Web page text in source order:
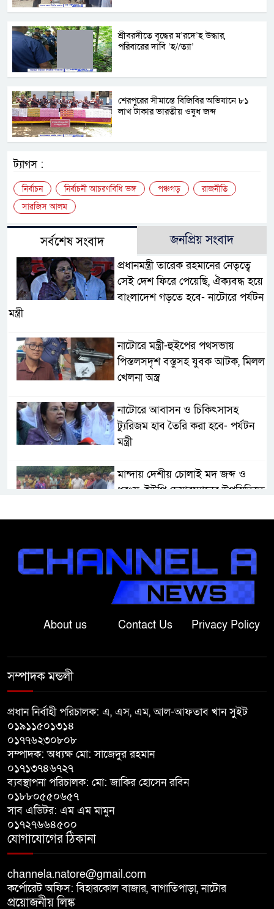
শ্রীবরদীতে বৃদ্ধের ম’রদে’হ উদ্ধার,
পরিবারের দাবি ‘হ//ত্যা’
শেরপুরের সীমান্তে বিজিবির অভিযানে ৮১
লাখ টাকার ভারতীয় ওষুধ জব্দ
ট্যাগস :
নির্বাচন নির্বাচনী আচরণবিধি ভঙ্গ পঞ্চগড়
রাজনীতি
সারজিস আলম
সর্বশেষ সংবাদ জনপ্রিয় সংবাদ
প্রধানমন্ত্রী তারেক রহমানের নেতৃত্বে
সেই দেশ ফিরে পেয়েছি, ঐক্যবদ্ধ হয়ে
বাংলাদেশ গড়তে হবে- নাটোরে পর্যটন
মন্ত্রী
নাটোরে মন্ত্রী-হুইপের পথসভায়
পিস্তলসদৃশ বস্তুসহ যুবক আটক, মিলল
খেলনা অস্ত্র
নাটোরে আবাসন ও চিকিৎসাসহ
ট্যুরিজম হাব তৈরি করা হবে- পর্যটন
মন্ত্রী
মান্দায় দেশীয় চোলাই মদ জব্দ ও
ধ্বংস, ইউপি চেয়ারম্যানের উপস্থিতিতে
পরিবারের দাবি ‘হ//ত্যা’
শেরপুরের সীমান্তে বিজিবির অভিযানে
৮১ লাখ টাকার ভারতীয় ওষুধ জব্দ
পঞ্চগড়ে ১০ দফা দাবিতে ১১ দলীয়
বাগাতিপাড়ায় স্বামীর মৃত্যুর আধা
দুলু
About us Contact Us Privacy Policy
সম্পাদক মন্ডলী
প্রধান নির্বাহী পরিচালক: এ, এস, এম, আল-আফতাব খান সুইট
০১৯১১৫০১৩১৪
০১৭৭৬২৩০৮০৮
সম্পাদক: অধ্যক্ষ মো: সাজেদুর রহমান
০১৭১৩৭৪৬৭২৭
ব্যবস্থাপনা পরিচালক: মো: জাকির হোসেন রবিন
০১৮৮০৫৫০৬৫৭
সাব এডিটর: এম এম মামুন
০১৭২৭৬৬৪৫০০
যোগাযোগের ঠিকানা
channela.natore@gmail.com
কর্পোরেট অফিস: বিহারকোল বাজার, বাগাতিপাড়া, নাটোর
প্রয়োজনীয় লিঙ্ক